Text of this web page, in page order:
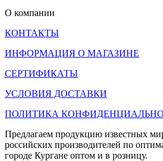
О компании
КОНТАКТЫ
ИНФОРМАЦИЯ О МАГАЗИНЕ
СЕРТИФИКАТЫ
УСЛОВИЯ ДОСТАВКИ
ПОЛИТИКА
Предлагаем продукцию известных
российских производителей по
городе Кургане оптом и в розницу.